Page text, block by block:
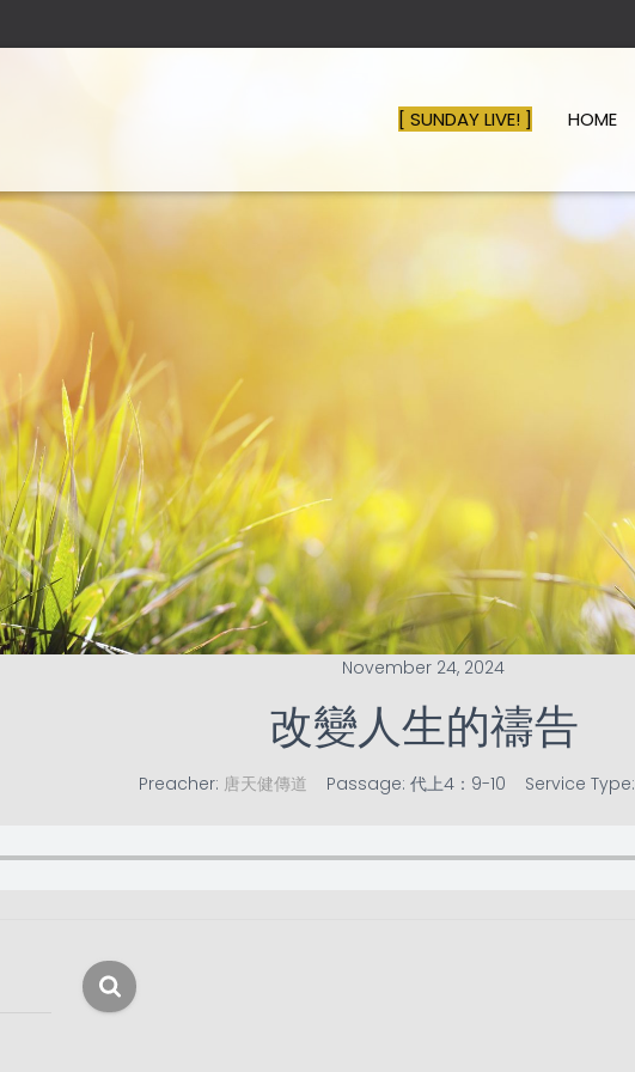
[ SUNDAY LIVE! ] HOME
November 24, 2024
改變人生的禱告
Preacher: 唐天健傳道 Passage: 代上4：9-10 Service Type: